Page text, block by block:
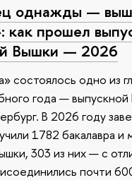
однажды —
как прошел
Вышки — 2026
состоялось одно из
года —
В 2026 году
1782 бакалавра и
303 из них — с
почти